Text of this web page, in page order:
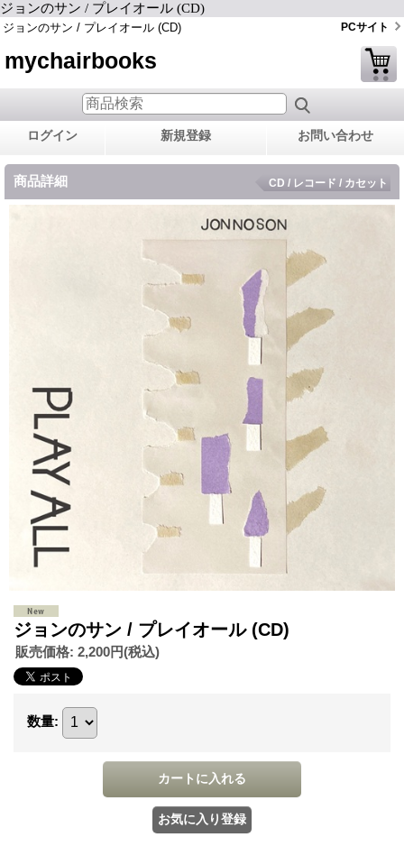
ジョンのサン / プレイオール (CD)
ジョンのサン / プレイオール (CD) PCサイト
mychairbooks
ログイン 新規登録 お問い合わせ
商品詳細 CD / レコード / カセット
ジョンのサン / プレイオール (CD)
販売価格: 2,200円(税込)
数量: